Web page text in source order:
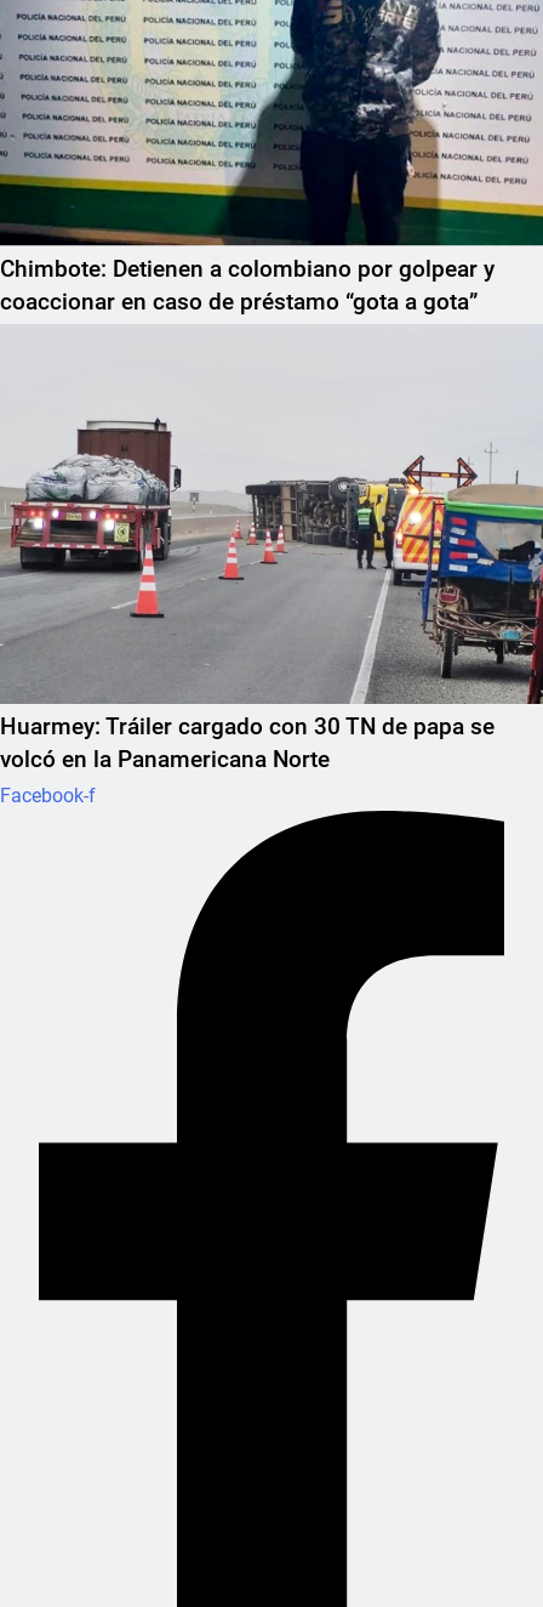
Chimbote: Detienen a colombiano por golpear y
coaccionar en caso de préstamo “gota a gota”
Huarmey: Tráiler cargado con 30 TN de papa se
volcó en la Panamericana Norte
Facebook-f